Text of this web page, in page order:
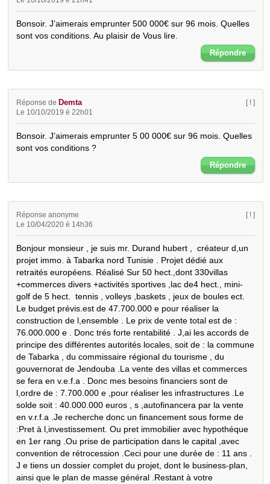
Bonsoir. J’aimerais emprunter 500 000€ sur 96 mois. Quelles
sont vos conditions. Au plaisir de Vous lire.
Répondre
Réponse de Demta
Le 10/10/2019 é 22h01
[ ! ]
Bonsoir. J’aimerais emprunter 5 00 000€ sur 96 mois. Quelles
sont vos conditions ?
Répondre
Réponse anonyme
Le 10/04/2020 é 14h36
[ ! ]
Bonjour monsieur , je suis mr. Durand hubert ,  créateur d,un
projet immo. à Tabarka nord Tunisie . Projet dédié aux
retraités européens. Réalisé Sur 50 hect.,dont 330villas
+commerces divers +activités sportives ,lac de4 hect., mini-
golf de 5 hect.  tennis , volleys ,baskets , jeux de boules ect.
Le budget prévis.est de 47.700.000 e pour réaliser la
construction de l,ensemble . Le prix de vente total est de :
76.000.000 e . Donc trés forte rentabilité . J,ai les accords de
principe des différentes autorités locales, soit de : la commune
de Tabarka , du commissaire régional du tourisme , du
gouvernorat de Jendouba .La vente des villas et commerces
se fera en v.e.f.a . Donc mes besoins financiers sont de
l,ordre de : 7.700.000 e ,pour réaliser les infrastructures .Le
solde soit : 40.000.000 euros , s ,autofinancera par la vente
en v.r.f.a .Je recherche donc un financement sous forme de
:Pret à l,investissement. Ou pret immobilier avec hypothéque
en 1er rang .Ou prise de participation dans le capital ,avec
convention de rétrocession .Ceci pour une durée de : 11 ans .
J e tiens un dossier complet du projet, dont le business-plan,
ainsi que le plan de masse général .Restant à votre